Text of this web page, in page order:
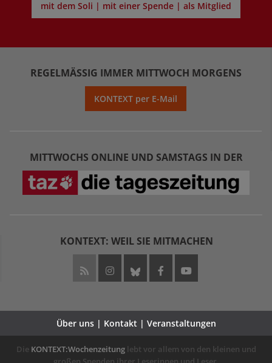
mit dem Soli | mit einer Spende | als Mitglied
REGELMÄSSIG IMMER MITTWOCH MORGENS
KONTEXT per E-Mail
MITTWOCHS ONLINE UND SAMSTAGS IN DER
KONTEXT: WEIL SIE MITMACHEN
Über uns | Kontakt | Veranstaltungen
Die KONTEXT:Wochenzeitunglebt vor allem von den kleinen und